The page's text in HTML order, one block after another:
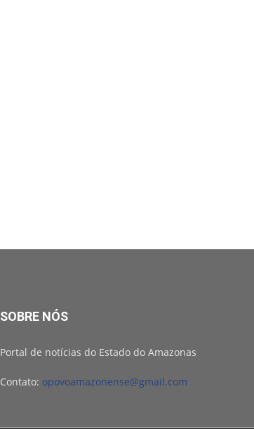
SOBRE NÓS
Portal de notícias do Estado do Amazonas
Contato: opovoamazonense@gmail.com